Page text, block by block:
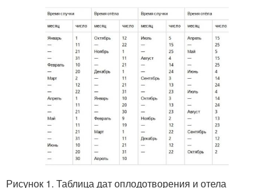
Рисунок 1. Таблица дат оплодотворения и отела